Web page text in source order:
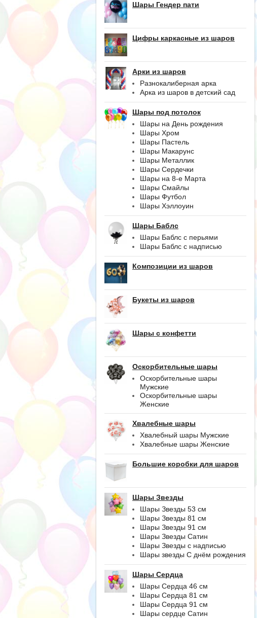
Шары Гендер пати
Цифры каркасные из шаров
Арки из шаров
Разнокалиберная арка
Арка из шаров в детский сад
Шары под потолок
Шары на День рождения
Шары Хром
Шары Пастель
Шары Макарунс
Шары Металлик
Шары Сердечки
Шары на 8-е Марта
Шары Смайлы
Шары Футбол
Шары Хэллоуин
Шары Баблс
Шары Баблс с перьями
Шары Баблс с надписью
Композиции из шаров
Букеты из шаров
Шары с конфетти
Оскорбительные шары
Оскорбительные шары
Мужские
Оскорбительные шары
Женские
Хвалебные шары
Хвалебный шары Мужские
Хвалебные шары Женские
Большие коробки для шаров
Шары Звезды
Шары Звезды 53 см
Шары Звезды 81 см
Шары Звезды 91 см
Шары Звезды Сатин
Шары Звезды с надписью
Шары звезды С днём рождения
Шары Сердца
Шары Сердца 46 см
Шары Сердца 81 см
Шары Сердца 91 см
Шары сердце Сатин